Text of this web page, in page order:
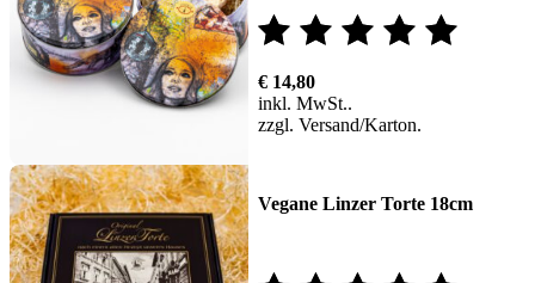
Bewertet
mit
5.00
€ 14,80
inkl. MwSt.
zzgl. Versand
Vegane Linzer Torte 18cm